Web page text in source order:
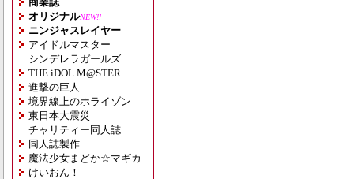
オリジナルNEW!!
ニンジャスレイヤー
アイドルマスター
シンデレラガールズ
THE iDOL M@STER
進撃の巨人
境界線上のホライゾン
東日本大震災
チャリティー同人誌
同人誌製作
魔法少女まどか☆マギカ
けいおん！